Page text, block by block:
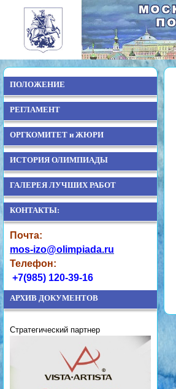
ПОЛОЖЕНИЕ
РЕГЛАМЕНТ
ОРГКОМИТЕТ и ЖЮРИ
ИСТОРИЯ ОЛИМПИАДЫ
ГАЛЕРЕЯ ЛУЧШИХ РАБОТ
КОНТАКТЫ:
Почта:
mos-izo@olimpiada.ru
Телефон:
+7(985) 120-39-16
АРХИВ ДОКУМЕНТОВ
Стратегический партнер